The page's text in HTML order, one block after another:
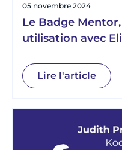
05 novembre 2024
Le Badge
utilisation avec
Article 1
Lire l'article